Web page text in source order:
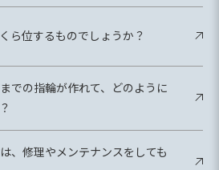
ら位するものでしょうか？
での指輪が作れて、どのように
、修理やメンテナンスをしても